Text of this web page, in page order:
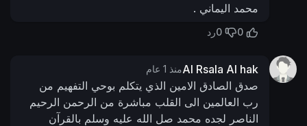
محمد اليماني .
0
0رد
Al Rsala Al hakمنذ 1 عام
صدق الصادق الامين الذي يتكلم بوحي التفهيم من
رب العالمين الى القلب مباشرة من الرحمن الرحيم
الناصر لجده محمد صل الله عليه وسلم بالقرآن